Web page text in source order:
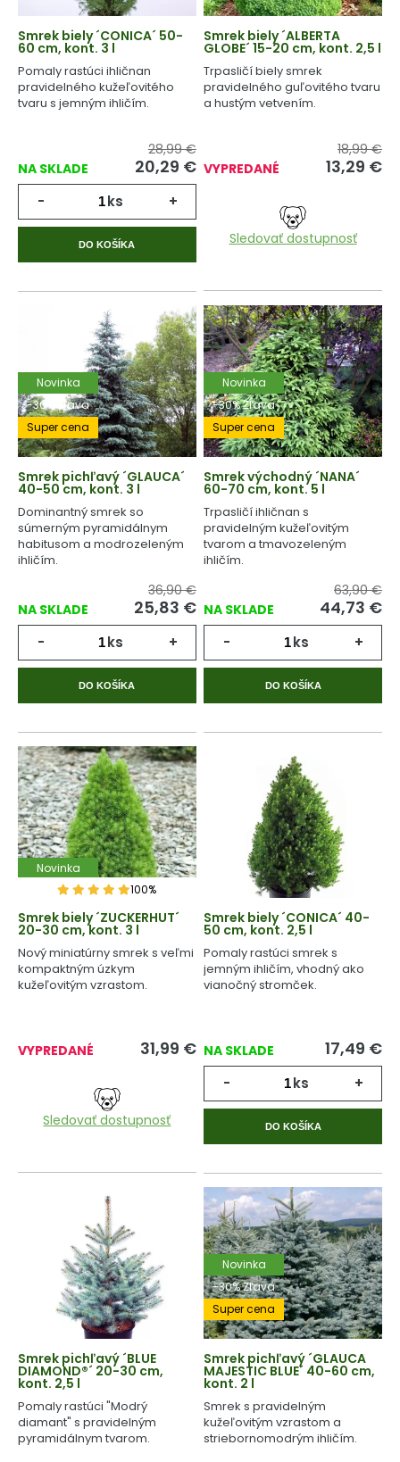
Smrek biely ´CONICA´ 50-
60 cm, kont. 3 l
Pomaly rastúci ihličnan
pravidelného kužeľovitého
tvaru s jemným ihličím.
NA SKLADE
28,99 €
20,29 €
- ks +
DO KOŠÍKA
Smrek biely ´ALBERTA
GLOBE´ 15-20 cm, kont. 2,5 l
Trpasličí biely smrek
pravidelného guľovitého tvaru
a hustým vetvením.
VYPREDANÉ
18,99 €
13,29 €
Sledovať dostupnosť
Novinka
-30% Zľava
Super cena
Smrek pichľavý ´GLAUCA´
40-50 cm, kont. 3 l
Dominantný smrek so
súmerným pyramidálnym
habitusom a modrozeleným
ihličím.
NA SKLADE
36,90 €
25,83 €
- ks +
DO KOŠÍKA
Novinka
-30% Zľava
Super cena
Smrek východný ´NANA´
60-70 cm, kont. 5 l
Trpasličí ihličnan s
pravidelným kužeľovitým
tvarom a tmavozeleným
ihličím.
NA SKLADE
63,90 €
44,73 €
- ks +
DO KOŠÍKA
Novinka
100%
Smrek biely ´ZUCKERHUT´
20-30 cm, kont. 3 l
Nový miniatúrny smrek s veľmi
kompaktným úzkym
kužeľovitým vzrastom.
VYPREDANÉ 31,99 €
Sledovať dostupnosť
Smrek biely ´CONICA´ 40-
50 cm, kont. 2,5 l
Pomaly rastúci smrek s
jemným ihličím, vhodný ako
vianočný stromček.
NA SKLADE 17,49 €
- ks +
DO KOŠÍKA
Smrek pichľavý ´BLUE
DIAMOND®´ 20-30 cm,
kont. 2,5 l
Pomaly rastúci "Modrý
diamant" s pravidelným
pyramidálnym tvarom.
Novinka
-30% Zľava
Super cena
Smrek pichľavý ´GLAUCA
MAJESTIC BLUE´ 40-60 cm,
kont. 2 l
Smrek s pravidelným
kužeľovitým vzrastom a
striebornomodrým ihličím.